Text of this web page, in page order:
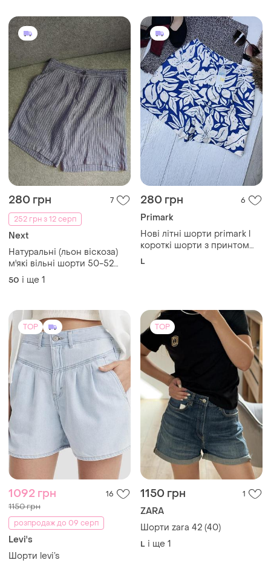
280 грн
7
252 грн з 12 серп
Next
Натуральні (льон віскоза)
м'які вільні шорти 50-52
розміру
50 і ще 1
280 грн 6
Primark
Нові літні шорти primark l
короткі шорти з принтом
жіночі шорти на літо
L
TOP
1092 грн 16
1150 грн
розпродаж до 09 серп
Levi's
Шорти levi’s
TOP
1150 грн 1
ZARA
Шорти zara 42 (40)
L і ще 1